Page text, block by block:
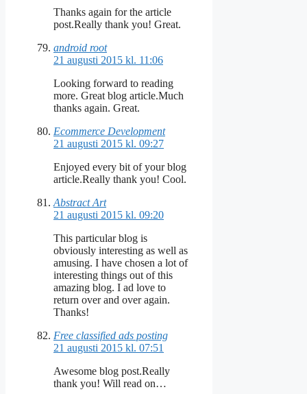
Thanks again for the article
post.Really thank you! Great.
android root
21 augusti 2015 kl. 11:06
Looking forward to reading
more. Great blog article.Much
thanks again. Great.
Ecommerce Development
21 augusti 2015 kl. 09:27
Enjoyed every bit of your blog
article.Really thank you! Cool.
Abstract Art
21 augusti 2015 kl. 09:20
This particular blog is
obviously interesting as well as
amusing. I have chosen a lot of
interesting things out of this
amazing blog. I ad love to
return over and over again.
Thanks!
Free classified ads posting
21 augusti 2015 kl. 07:51
Awesome blog post.Really
thank you! Will read on…